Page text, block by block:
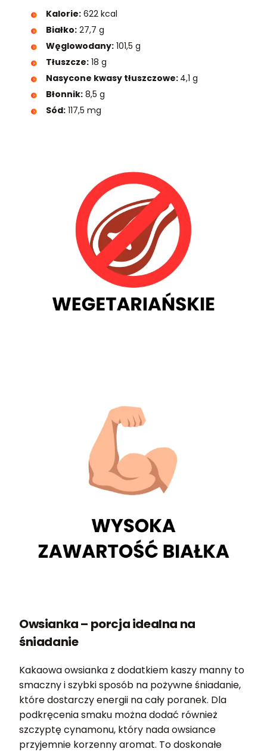
Kalorie: 622 kcal
Białko: 27,7 g
Węglowodany: 101,5 g
Tłuszcze: 18 g
Nasycone kwasy tłuszczowe: 4,1 g
Błonnik: 8,5 g
Sód: 117,5 mg
Owsianka – porcja idealna na
śniadanie
Kakaowa owsianka z dodatkiem kaszy manny to
smaczny i szybki sposób na pożywne śniadanie,
które dostarczy energii na cały poranek. Dla
podkręcenia smaku można dodać również
szczyptę cynamonu, który nada owsiance
przyjemnie korzenny aromat. To doskonałe